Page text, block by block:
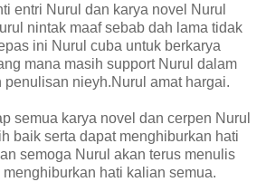
entri Nurul dan karya novel Nurul
nintak maaf sebab dah lama tidak
ini Nurul cuba untuk berkarya
mana masih support Nurul dalam
penulisan nieyh.Nurul amat hargai.
semua karya novel dan cerpen Nurul
baik serta dapat menghiburkan hati
semoga Nurul akan terus menulis
hati kalian semua.